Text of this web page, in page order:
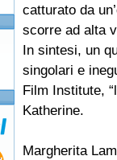
catturato da
scorre ad alta
In sintesi, un
singolari e
Film Institute,
Katherine.
Margherita